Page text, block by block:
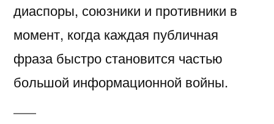
диаспоры, союзники и противники в
момент, когда каждая публичная
фраза быстро становится частью
большой информационной войны.